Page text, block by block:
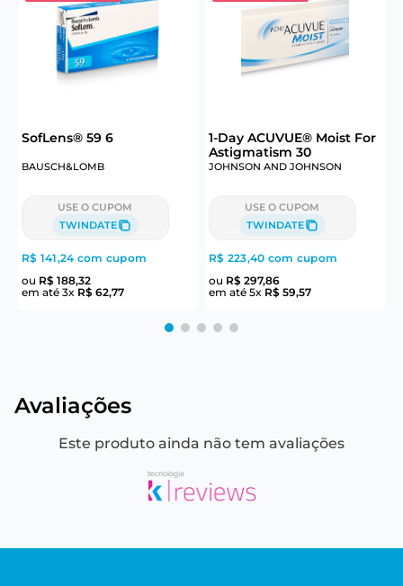
SofLens® 59 6
BAUSCH&LOMB
USE O CUPOM
TWINDATE
R$ 141,24 com cupom
ou R$ 188,32
em até 3x R$ 62,77
1-Day ACUVUE® Moist For
Astigmatism 30
JOHNSON AND JOHNSON
USE O CUPOM
TWINDATE
R$ 223,40 com cupom
ou R$ 297,86
em até 5x R$ 59,57
Avaliações
Este produto ainda não tem avaliações